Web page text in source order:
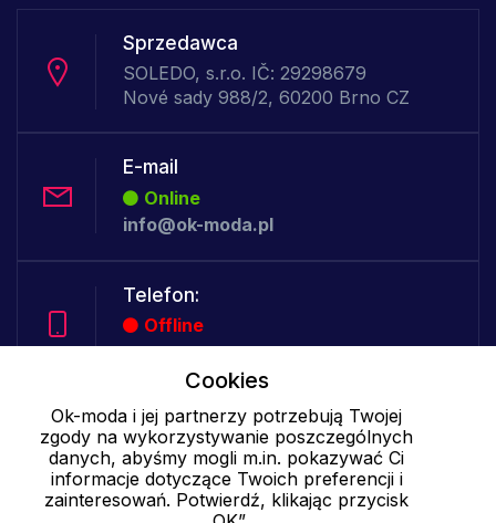
Sprzedawca
SOLEDO, s.r.o. IČ: 29298679
Nové sady 988/2, 60200 Brno CZ
E-mail
Online
info@ok-moda.pl
Telefon:
Offline
Cookies - szczegółowe ustawienia|Więcej informacji|
prywatności
Cookies
Ok-moda i jej partnerzy potrzebują Twojej
zgody na wykorzystywanie poszczególnych
danych, abyśmy mogli m.in. pokazywać Ci
informacje dotyczące Twoich preferencji i
zainteresowań. Potwierdź, klikając przycisk